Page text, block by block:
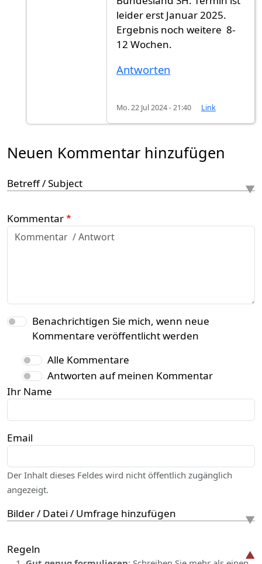
leider erst Januar 2025.
Ergebnis noch weitere 8-
12 Wochen.
Antworten
Mo. 22 Jul 2024 - 21:40 Link
Neuen Kommentar hinzufügen
Betreff / Subject
Kommentar
Benachrichtigen Sie mich, wenn neue
Kommentare veröffentlicht werden
Alle Kommentare
Antworten auf meinen Kommentar
Ihr Name
Email
Der Inhalt dieses Feldes wird nicht öffentlich zugänglich
angezeigt.
Bilder / Datei / Umfrage hinzufügen
Regeln